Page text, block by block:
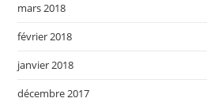
mars 2018
février 2018
janvier 2018
décembre 2017